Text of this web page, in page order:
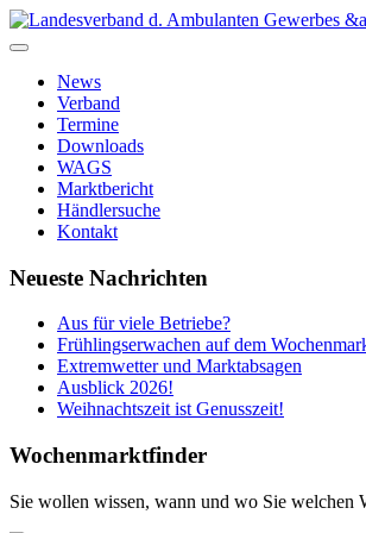
News
Verband
Termine
Downloads
WAGS
Marktbericht
Händlersuche
Kontakt
Neueste Nachrichten
Aus für viele Betriebe?
Frühlingserwachen auf dem
Extremwetter und Marktabsagen
Ausblick 2026!
Weihnachtszeit ist Genusszeit!
Wochenmarktfinder
Sie wollen wissen, wann und wo Sie welchen